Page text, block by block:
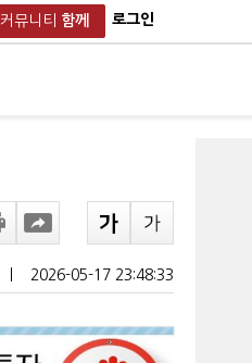
커뮤니티 함께 로그인
2026-05-17 23:48:33